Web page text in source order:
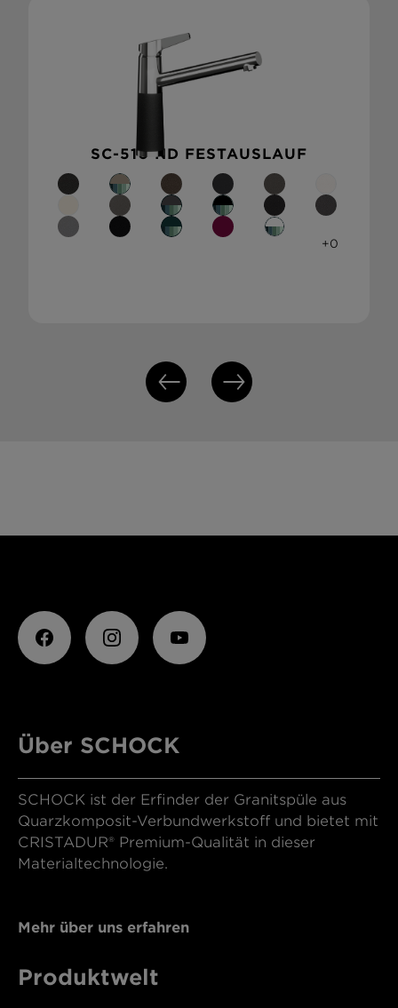
SC-510 ND FESTAUSLAUF
+0
Über SCHOCK
SCHOCK ist der Erfinder der Granitspüle aus
Quarzkomposit-Verbundwerkstoff und bietet mit
CRISTADUR® Premium-Qualität in dieser
Materialtechnologie.
Mehr über uns erfahren
Produktwelt